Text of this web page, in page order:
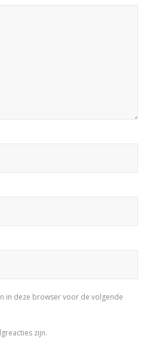
in deze browser voor de volgende
zijn.